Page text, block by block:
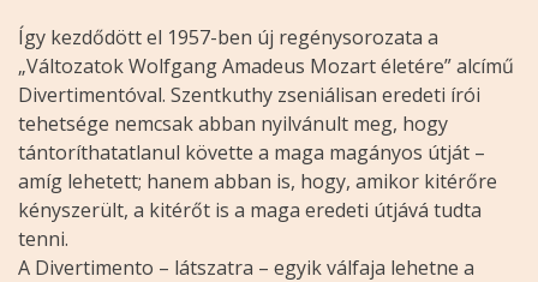
Így kezdődött el 1957-ben új regénysorozata a
„Változatok Wolfgang Amadeus Mozart életére” alcímű
Divertimentóval. Szentkuthy zseniálisan eredeti írói
tehetsége nemcsak abban nyilvánult meg, hogy
tántoríthatatlanul követte a maga magányos útját –
amíg lehetett; hanem abban is, hogy, amikor kitérőre
kényszerült, a kitérőt is a maga eredeti útjává tudta
tenni.
A Divertimento – látszatra – egyik válfaja lehetne a